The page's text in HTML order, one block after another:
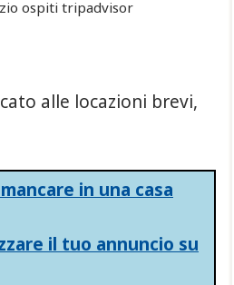
ospiti tripadvisor
alle locazioni brevi,
in una casa
il tuo annuncio su